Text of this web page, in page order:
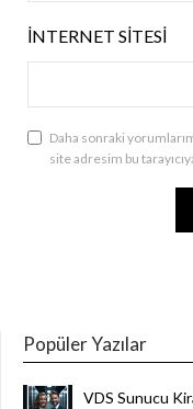
İNTERNET SITESI
Daha sonraki
site adresim bu
Popüler Yazılar
VDS Sunucu